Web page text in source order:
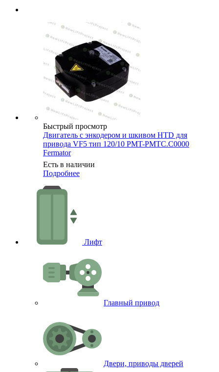
Быстрый просмотр
Двигатель с энкодером и шкивом HTD для
привода VF5 тип 120/10 PMT-PMTC.C0000
Fermator
Есть в наличии
Подробнее
Лифт
Главный привод
Двери, приводы дверей